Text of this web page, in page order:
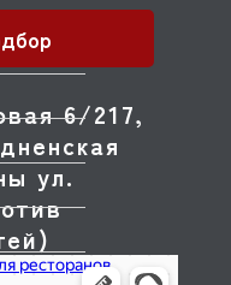
6/217,
ул.